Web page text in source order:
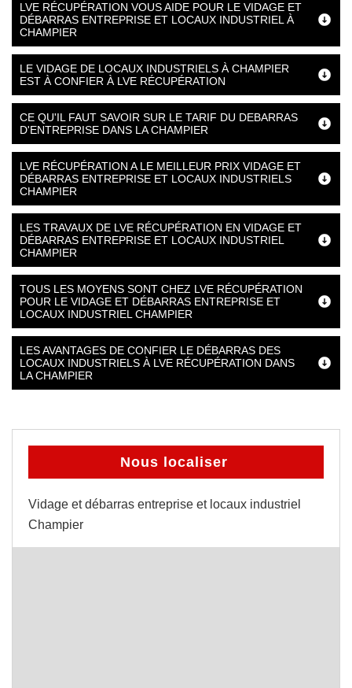
LVE RÉCUPÉRATION VOUS AIDE POUR LE VIDAGE ET
DÉBARRAS ENTREPRISE ET LOCAUX INDUSTRIEL À
CHAMPIER
LE VIDAGE DE LOCAUX INDUSTRIELS À CHAMPIER
EST À CONFIER À LVE RÉCUPÉRATION
CE QU'IL FAUT SAVOIR SUR LE TARIF DU DEBARRAS
D'ENTREPRISE DANS LA CHAMPIER
LVE RÉCUPÉRATION A LE MEILLEUR PRIX VIDAGE ET
DÉBARRAS ENTREPRISE ET LOCAUX INDUSTRIELS
CHAMPIER
LES TRAVAUX DE LVE RÉCUPÉRATION EN VIDAGE ET
DÉBARRAS ENTREPRISE ET LOCAUX INDUSTRIEL
CHAMPIER
TOUS LES MOYENS SONT CHEZ LVE RÉCUPÉRATION
POUR LE VIDAGE ET DÉBARRAS ENTREPRISE ET
LOCAUX INDUSTRIEL CHAMPIER
LES AVANTAGES DE CONFIER LE DÉBARRAS DES
LOCAUX INDUSTRIELS À LVE RÉCUPÉRATION DANS
LA CHAMPIER
Nous localiser
Vidage et débarras entreprise et locaux industriel
Champier